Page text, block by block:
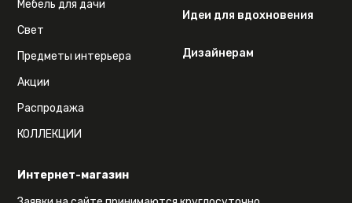
Интернет-магазин
Мебель для дачи
Свет
Предметы интерьера
Акции
Распродажа
КОЛЛЕКЦИИ
Идеи для вдохновения
Дизайнерам